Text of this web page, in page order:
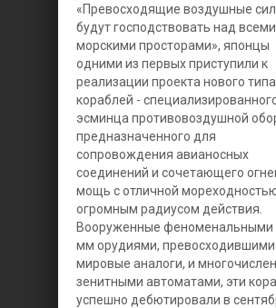
«Превосходящие воздушные
будут господствовать над всеми
морскими просторами», японцы
одними из первых приступили к
реализации проекта нового типа
кораблей -
эсминца противовоздушной
предназначенного для
сопровождения авианосных
соединений и сочетающего
мощь с отличной
огромным радиусом действия.
Вооруженные феноменальными
мм орудиями, превосходившими
мировые аналоги, и
зенитными автоматами, эти
успешно дебютировали в